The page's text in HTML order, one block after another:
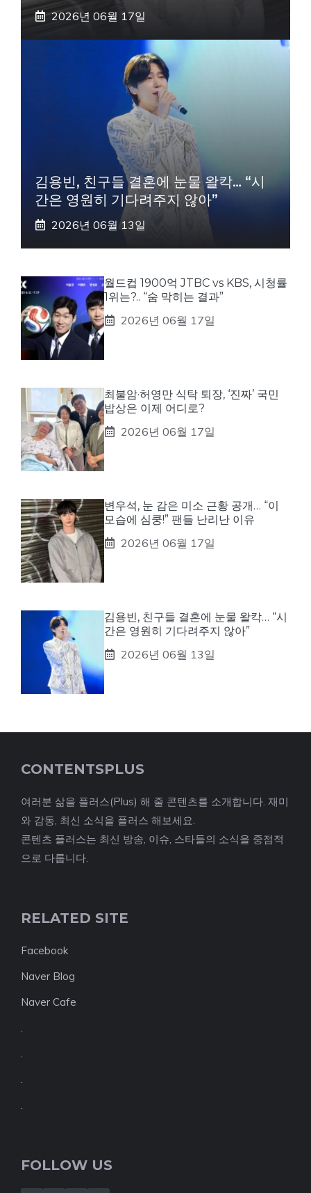
2026년 06월 17일
김용빈, 친구들 결혼에 눈물 왈칵… “시
간은 영원히 기다려주지 않아”
2026년 06월 13일
월드컵 1900억 JTBC vs KBS, 시청률
1위는?.. “숨 막히는 결과”
2026년 06월 17일
최불암·허영만 식탁 퇴장, ‘진짜’ 국민
밥상은 이제 어디로?
2026년 06월 17일
변우석, 눈 감은 미소 근황 공개… “이
모습에 심쿵!” 팬들 난리난 이유
2026년 06월 17일
김용빈, 친구들 결혼에 눈물 왈칵… “시
간은 영원히 기다려주지 않아”
2026년 06월 13일
CONTENTSPLUS
여러분 삶을 플러스(Plus) 해 줄 콘텐츠를 소개합니다. 재미
와 감동, 최신 소식을 플러스 해보세요.
콘텐츠 플러스는 최신 방송, 이슈, 스타들의 소식을 중점적
으로 다룹니다.
RELATED SITE
Facebook
Naver Blog
Naver Cafe
FOLLOW US